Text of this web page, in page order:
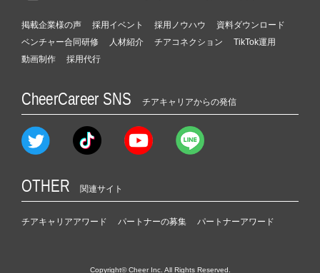
掲載企業様の声 採用イベント 採用ノウハウ
資料ダウンロード
ベンチャー合同研修
人材紹介 チアコネクション
TikTok運用
動画制作
採用代行
CheerCareer SNS チアキャリアからの発信
OTHER 関連サイト
チアキャリアアワード パートナーの募集 パートナーアワード
Copyright© Cheer Inc. All Rights Reserved.